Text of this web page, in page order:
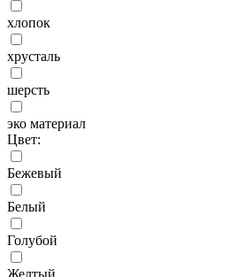
хлопок
хрусталь
шерсть
эко материал
Цвет:
Бежевый
Белый
Голубой